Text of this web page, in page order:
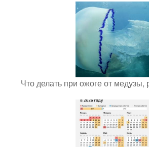
Что делать при ожоге от медузы,